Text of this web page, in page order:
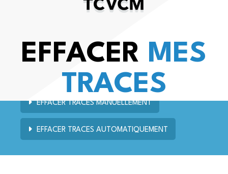
EFFACER MES
TRACES
EFFACER TRACES MANUELLEMENT
EFFACER TRACES AUTOMATIQUEMENT